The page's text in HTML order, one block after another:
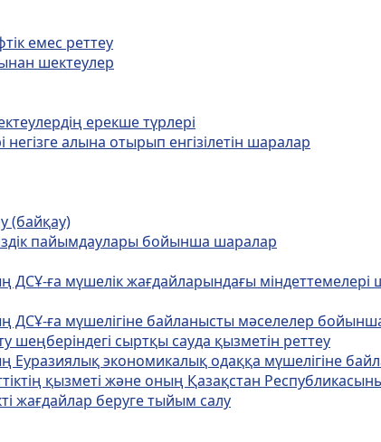
емес реттеу
шектеулер
ерекше түрлері
негізге алына отырып енгізілетін шаралар
(байқау)
пайымдаулары бойынша шаралар
ДСҰ-ға мүшелік жағдайларындағы
ДСҰ-ға мүшелігіне байланысты мәселелер
шеңберіндегі сыртқы сауда қызметін реттеу
Еуразиялық экономикалық одаққа мүшелігіне
қызметі және оның Қазақстан
жағдайлар беруге тыйым салу